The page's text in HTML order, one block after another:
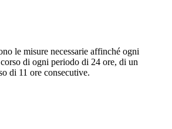
le misure necessarie affinché ogni
di ogni periodo di 24 ore, di un
di 11 ore consecutive.